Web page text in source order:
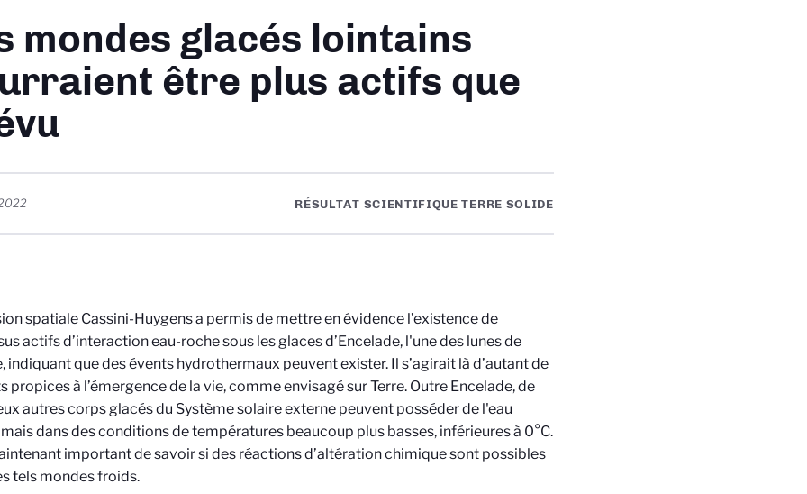
mondes glacés lointains
être plus actifs que
RÉSULTAT SCIENTIFIQUE TERRE SOLIDE
spatiale Cassini-Huygens a permis de mettre en évidence l’existence de
actifs d’interaction eau-roche sous les glaces d’Encelade, l'une des lunes de
indiquant que des évents hydrothermaux peuvent exister. Il s’agirait là d’autant de
propices à l’émergence de la vie, comme envisagé sur Terre. Outre Encelade, de
autres corps glacés du Système solaire externe peuvent posséder de l'eau
dans des conditions de températures beaucoup plus basses, inférieures à 0°C.
important de savoir si des réactions d’altération chimique sont possibles
tels mondes froids.